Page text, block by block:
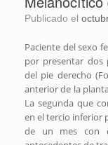
Publicado el
Paciente del sexo
por presentar dos
del pie derecho
anterior de la
La segunda que
en el tercio inferior
de un mes con